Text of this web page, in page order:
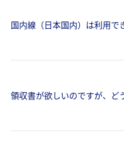
国内線（日本国内）は利用で
領収書が欲しいのですが、ど